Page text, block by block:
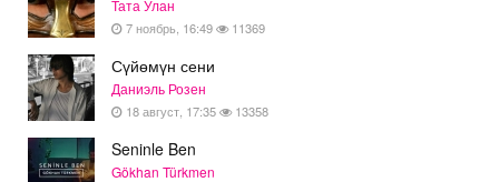
Тата Улан
7 ноябрь, 16:49 11369
Сүйөмүн сени
Даниэль Розен
18 август, 17:35 13358
Seninle Ben
Gökhan Türkmen